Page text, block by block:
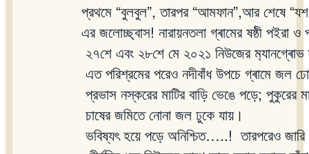
প্রথমে “বুলবুল”,তারপর“আমফান”,আর শেষে“যশ
এর জলোচ্ছ্বাস! নারায়নতলা গ্ৰামের ষষ্ঠী পইরা ও
২৭শে এবং ২৮শে মে ২০২১ নিউজের ম্যানগ্ৰোভ
এত পরিশ্রমের পরেও নদীবাঁধ উপচে গ্ৰামে জল
প্রভাস নস্করের মাটির বাড়ি ভেঙে পড়ে; পুকুরের
চাষের জমিতে নোনা জল ঢুকে যায়।
ভবিষ্যৎ হয়ে পড়ে অনিশ্চিত…..! তারপরেও জারি